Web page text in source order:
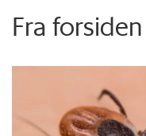
Fra forsiden